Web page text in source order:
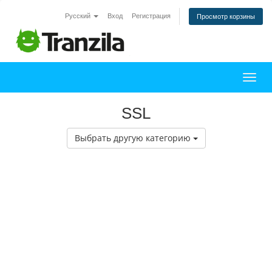
Русский Вход Регистрация Просмотр корзины
SSL
Выбрать другую категорию